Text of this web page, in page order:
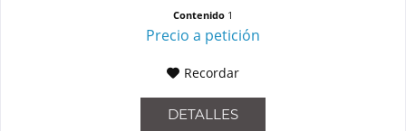
Contenido 1
Precio a petición
Recordar
DETALLES